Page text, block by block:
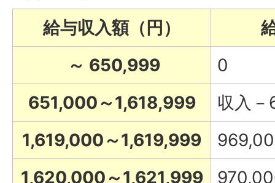
給与収入額（円）
～ 650,999
0
651,000～1,618,999
収入
1,619,000～1,619,999
1,620,000～1,621,999